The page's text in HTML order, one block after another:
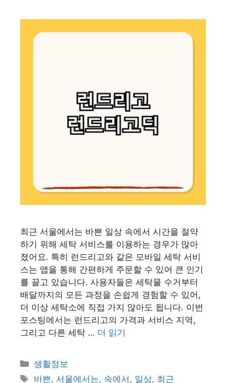
최근 서울에서는 바쁜 일상 속에서 시간을 절약
하기 위해 세탁 서비스를 이용하는 경우가 많아
졌어요. 특히 런드리고와 같은 모바일 세탁 서비
스는 앱을 통해 간편하게 주문할 수 있어 큰 인기
를 끌고 있습니다. 사용자들은 세탁물 수거부터
배달까지의 모든 과정을 손쉽게 경험할 수 있어,
더 이상 세탁소에 직접 가지 않아도 됩니다. 이번
포스팅에서는 런드리고의 가격과 서비스 지역,
그리고 다른 세탁 … 더 읽기
카
테
생활정보
태
바쁜, 서울에서는, 속에서 , 일상, 최근